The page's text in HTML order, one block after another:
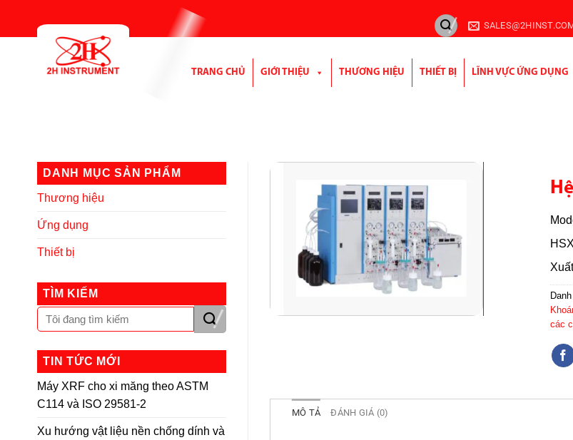
TRANG CHỦ GIỚI THIỆU THƯƠNG HIỆU THIẾT BỊ LĨNH VỰC ỨNG DỤNG
DANH MỤC SẢN PHẨM
Thương hiệu
Ứng dụng
Thiết bị
TÌM KIẾM
TIN TỨC MỚI
Máy XRF cho xi măng theo ASTM
C114 và ISO 29581-2
Xu hướng vật liệu nền chống dính và
các
MÔ TẢ ĐÁNH GIÁ (0)